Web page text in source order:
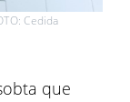
Cedida
que